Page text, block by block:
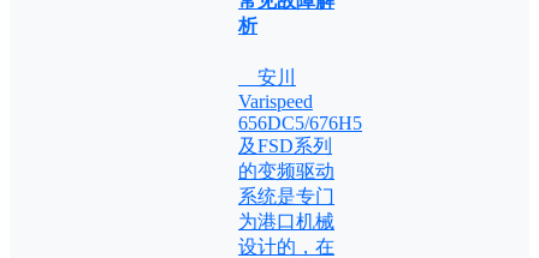
析
安川
Varispeed
656DC5/676H5
及FSD系列
的变频驱动
系统是专门
为港口机械
设计的，在